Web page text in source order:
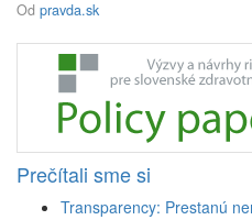
Od pravda.sk
Prečítali sme si
Transparency: Prestanú